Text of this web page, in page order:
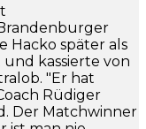
Hacko später als
kassierte von
"Er hat
Rüdiger
Der Matchwinner